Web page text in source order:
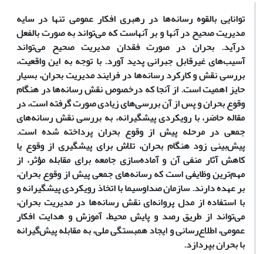
توانایی بالقوه رسانه‌ها در رهبری افکار عمومی تنها در سایه
مدیریت صحیح در آنها و بر آنهاست که می‌تواند به صورت بالفعل
درآید. بحران در صورت فقدان مدیریت صحیح می‌تواند
آسیب‌های غیرقابل جبرانی پدید آورد. با توجه به این واقعیت،
بررسی نقش و کارکرد رسانه‌ها در فرایند مدیریت بحران، بسیار
حایز اهمیت است. از آنجا که درخصوص نقش رسانه‌ها در هنگام
وقوع بحران و پس از آن بررسی‌های زیادی صورت گرفته است، در
مقاله حاضر، با رویکردی پیشگیرانه، به بررسی نقش رسانه‌های
جمعی در مرحله پیش از وقوع بحران پرداخته شده است.
پیش‌بینی زود هنگام بحران، تلاش برای پیشگیری از وقوع یا
کاهش آثار منفی آن و آماده‌سازی جامعه برای مقابله مؤثر، از
مهم‌ترین وظایفی است که رسانه‌های جمعی پیش از وقوع بحران،
بر عهده دارند. سازمان صداوسیما با اتخاذ رویکردی پیشگیرانه و
با استفاده از مدل پروانه‌ای نقش رسانه‌ها در مدیریت بحران،
می‌تواند از طریق رصد و پایش محیط، آموزش و هدایت افکار
عمومی، اطلاع‌رسانی و ایجاد همبستگی ملی، به مقابله پیش‌‌گیرانه
با بحران بپردازد.